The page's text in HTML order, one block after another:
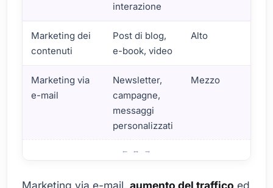
interazione
Marketing dei
contenuti
Post di blog,
e-book, video
Alto
Marketing via
e-mail
Newsletter,
campagne,
messaggi
personalizzati
Mezzo
Marketing via e-mail, aumento del traffico ed